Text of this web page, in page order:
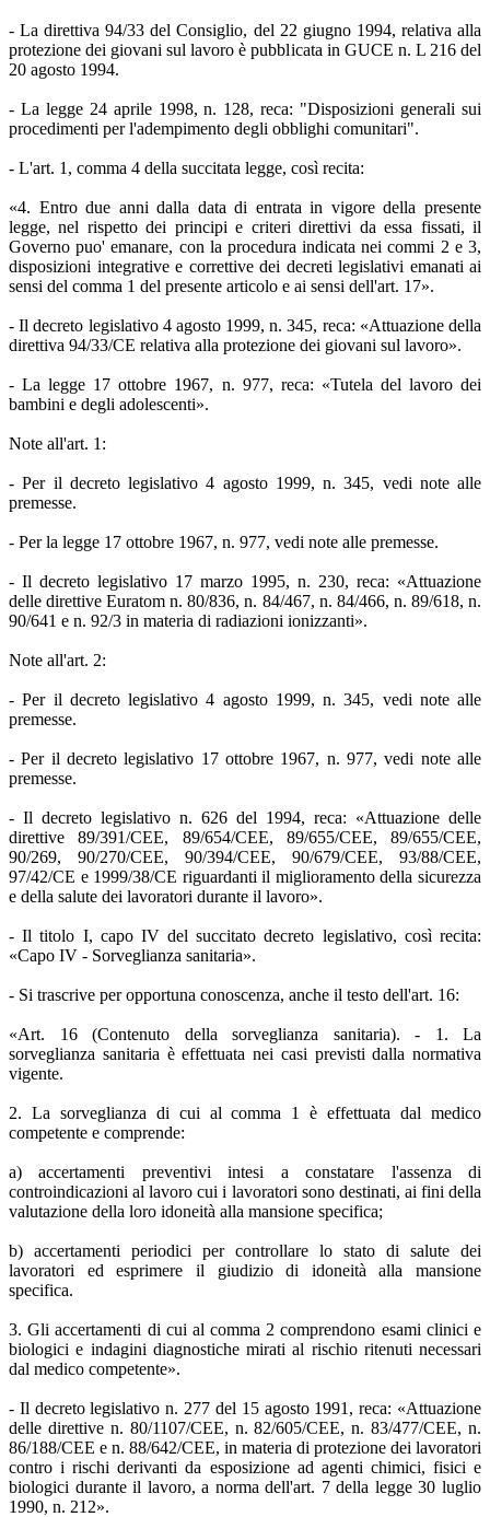
- La direttiva 94/33 del Consiglio, del 22 giugno 1994, relativa alla
protezione dei giovani sul lavoro è pubblicata in GUCE n. L 216 del
20 agosto 1994.
- La legge 24 aprile 1998, n. 128, reca: "Disposizioni generali sui
procedimenti per l'adempimento degli obblighi comunitari".
- L'art. 1, comma 4 della succitata legge, così recita:
«4. Entro due anni dalla data di entrata in vigore della presente
legge, nel rispetto dei principi e criteri direttivi da essa fissati, il
Governo puo' emanare, con la procedura indicata nei commi 2 e 3,
disposizioni integrative e correttive dei decreti legislativi emanati ai
sensi del comma 1 del presente articolo e ai sensi dell'art. 17».
- Il decreto legislativo 4 agosto 1999, n. 345, reca: «Attuazione della
direttiva 94/33/CE relativa alla protezione dei giovani sul lavoro».
- La legge 17 ottobre 1967, n. 977, reca: «Tutela del lavoro dei
bambini e degli adolescenti».
Note all'art. 1:
- Per il decreto legislativo 4 agosto 1999, n. 345, vedi note alle
premesse.
- Per la legge 17 ottobre 1967, n. 977, vedi note alle premesse.
- Il decreto legislativo 17 marzo 1995, n. 230, reca: «Attuazione
delle direttive Euratom n. 80/836, n. 84/467, n. 84/466, n. 89/618, n.
90/641 e n. 92/3 in materia di radiazioni ionizzanti».
Note all'art. 2:
- Per il decreto legislativo 4 agosto 1999, n. 345, vedi note alle
premesse.
- Per il decreto legislativo 17 ottobre 1967, n. 977, vedi note alle
premesse.
- Il decreto legislativo n. 626 del 1994, reca: «Attuazione delle
direttive 89/391/CEE, 89/654/CEE, 89/655/CEE, 89/655/CEE,
90/269, 90/270/CEE, 90/394/CEE, 90/679/CEE, 93/88/CEE,
97/42/CE e 1999/38/CE riguardanti il miglioramento della sicurezza
e della salute dei lavoratori durante il lavoro».
- Il titolo I, capo IV del succitato decreto legislativo, così recita:
«Capo IV - Sorveglianza sanitaria».
- Si trascrive per opportuna conoscenza, anche il testo dell'art. 16:
«Art. 16 (Contenuto della sorveglianza sanitaria). - 1. La
sorveglianza sanitaria è effettuata nei casi previsti dalla normativa
vigente.
2. La sorveglianza di cui al comma 1 è effettuata dal medico
competente e comprende:
a) accertamenti preventivi intesi a constatare l'assenza di
controindicazioni al lavoro cui i lavoratori sono destinati, ai fini della
valutazione della loro idoneità alla mansione specifica;
b) accertamenti periodici per controllare lo stato di salute dei
lavoratori ed esprimere il giudizio di idoneità alla mansione
specifica.
3. Gli accertamenti di cui al comma 2 comprendono esami clinici e
biologici e indagini diagnostiche mirati al rischio ritenuti necessari
dal medico competente».
- Il decreto legislativo n. 277 del 15 agosto 1991, reca: «Attuazione
delle direttive n. 80/1107/CEE, n. 82/605/CEE, n. 83/477/CEE, n.
86/188/CEE e n. 88/642/CEE, in materia di protezione dei lavoratori
contro i rischi derivanti da esposizione ad agenti chimici, fisici e
biologici durante il lavoro, a norma dell'art. 7 della legge 30 luglio
1990, n. 212».